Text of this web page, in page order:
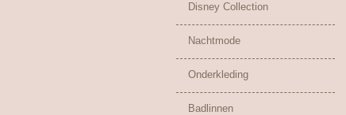
Disney Collection
Nachtmode
Onderkleding
Badlinnen